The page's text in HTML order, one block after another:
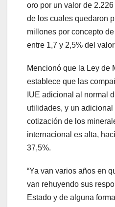
oro por un valor de
de los cuales quedaron
millones por concepto
entre 1,7 y 2,5% del
Mencionó que la Ley de
establece que las
IUE adicional al normal
utilidades, y un
cotización de los
internacional es alta,
37,5%.
“Ya van varios años en
van rehuyendo sus
Estado y de alguna